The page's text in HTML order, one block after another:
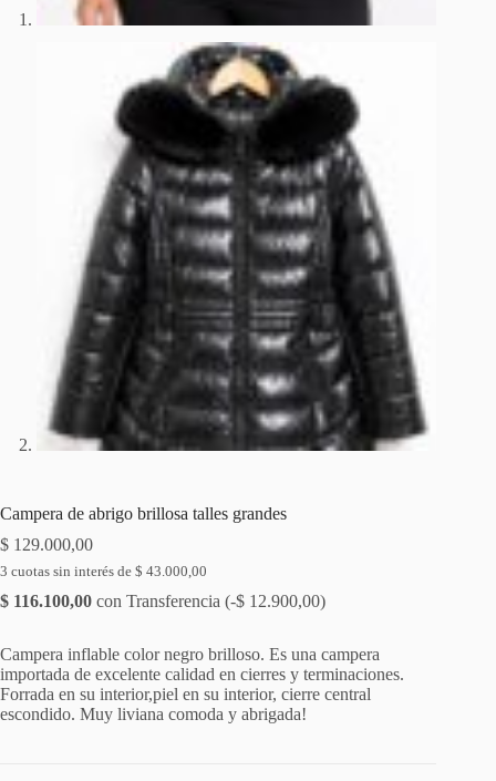
Campera de abrigo brillosa talles grandes
$ 129.000,00
3 cuotas sin interés de $ 43.000,00
$ 116.100,00 con Transferencia (-$ 12.900,00)
Campera inflable color negro brilloso. Es una campera
importada de excelente calidad en cierres y terminaciones.
Forrada en su interior,piel en su interior, cierre central
escondido. Muy liviana comoda y abrigada!